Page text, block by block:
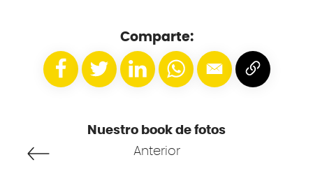
Comparte:
Nuestro book de fotos
Anterior